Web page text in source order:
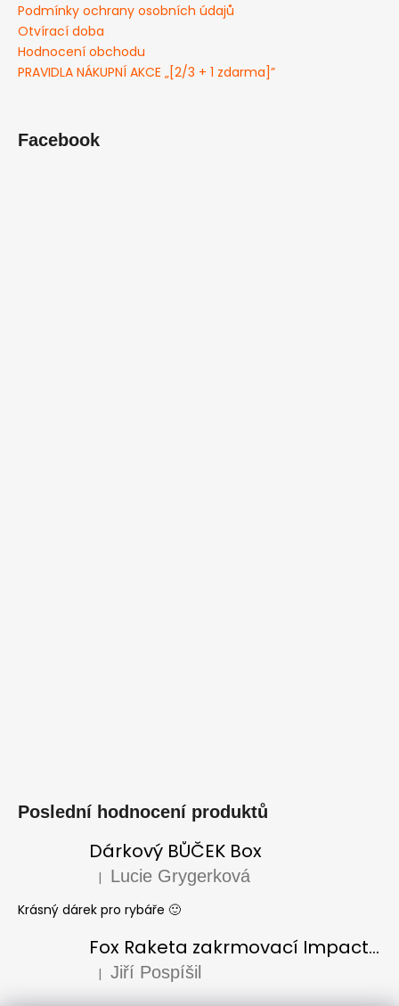
Podmínky ochrany osobních údajů
Otvírací doba
Hodnocení obchodu
PRAVIDLA NÁKUPNÍ AKCE „[2/3 + 1 zdarma]”
Facebook
Poslední hodnocení produktů
Dárkový BŮČEK Box
Hodnocení produktu je 5 z 5 hvězdiček.
| Lucie Grygerková
Krásný dárek pro rybáře 🙂
Fox Raketa zakrmovací Impact Spod
Hodnocení produktu je 5 z 5 hvězdiček.
| Jiří Pospíšil